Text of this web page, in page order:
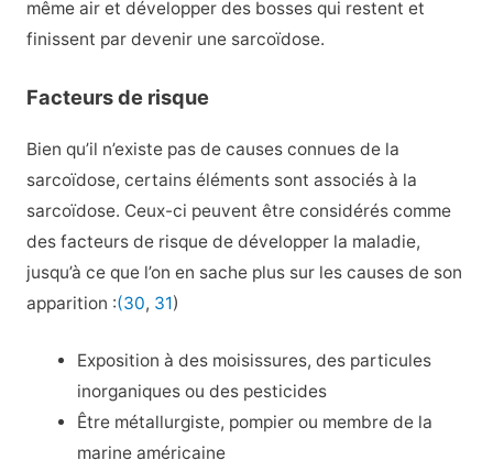
même air et développer des bosses qui restent et
finissent par devenir une sarcoïdose.
Facteurs de risque
Bien qu’il n’existe pas de causes connues de la
sarcoïdose, certains éléments sont associés à la
sarcoïdose. Ceux-ci peuvent être considérés comme
des facteurs de risque de développer la maladie,
jusqu’à ce que l’on en sache plus sur les causes de son
apparition :(30, 31)
Exposition à des moisissures, des particules
inorganiques ou des pesticides
Être métallurgiste, pompier ou membre de la
marine américaine